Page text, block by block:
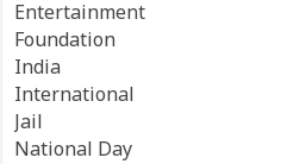
Entertainment
Foundation
India
International
Jail
National Day